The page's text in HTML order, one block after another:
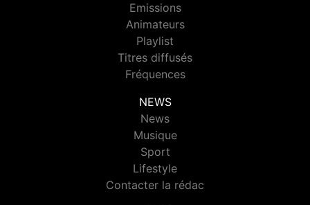
Emissions
Animateurs
Playlist
Titres diffusés
Fréquences
NEWS
News
Musique
Sport
Lifestyle
Contacter la rédac